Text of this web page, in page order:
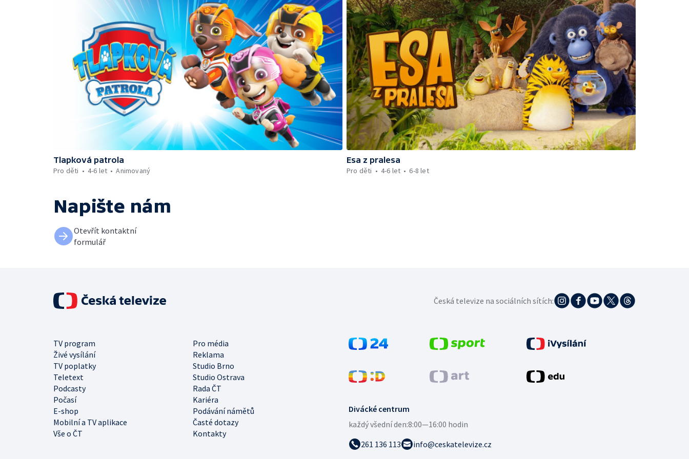
Tlapková patrola
Pro děti
4-6 let Animovaný
Esa z pralesa
Pro děti
4-6 let 6-8 let
Napište nám
Otevřít kontaktní
formulář
Divácké centrum
každý všední den:8:00—16:00 hodin
261 136 113
info@ceskatelevize.cz
TV program
Pro média
Živé vysílání
Reklama
TV poplatky
Studio Brno
Teletext
Studio Ostrava
Podcasty
Rada ČT
Počasí
Kariéra
E-shop
Podávání námětů
Mobilní a TV aplikace
Časté dotazy
Vše o ČT
Kontakty
Česká televize na sociálních sítích: